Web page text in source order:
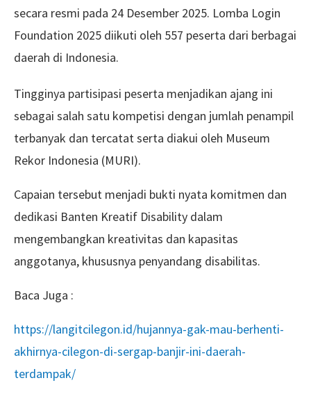
secara resmi pada 24 Desember 2025. Lomba Login
Foundation 2025 diikuti oleh 557 peserta dari berbagai
daerah di Indonesia.
Tingginya partisipasi peserta menjadikan ajang ini
sebagai salah satu kompetisi dengan jumlah penampil
terbanyak dan tercatat serta diakui oleh Museum
Rekor Indonesia (MURI).
Capaian tersebut menjadi bukti nyata komitmen dan
dedikasi Banten Kreatif Disability dalam
mengembangkan kreativitas dan kapasitas
anggotanya, khususnya penyandang disabilitas.
Baca Juga :
https://langitcilegon.id/hujannya-gak-mau-berhenti-
akhirnya-cilegon-di-sergap-banjir-ini-daerah-
terdampak/